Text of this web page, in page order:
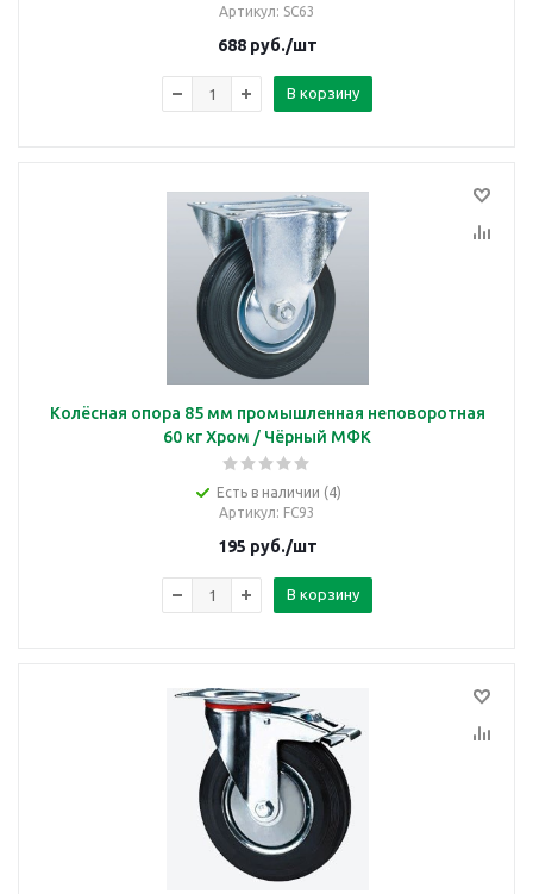
Артикул: SC63
688руб./шт
В корзину
Колёсная опора 85 мм промышленная неповоротная
60 кг Хром / Чёрный МФК
Есть в наличии (4)
Артикул: FC93
195 руб./шт
В корзину